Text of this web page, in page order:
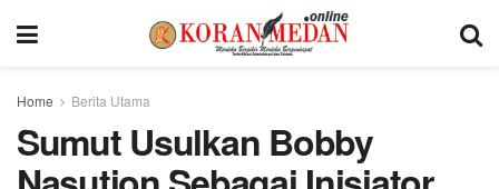
Home Berita Utama
Sumut Usulkan Bobby